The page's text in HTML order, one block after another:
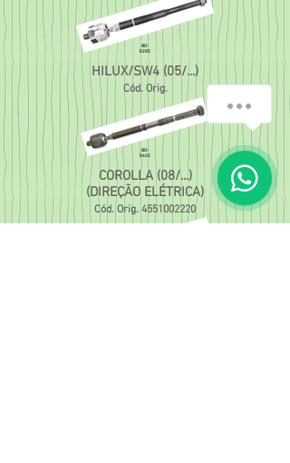
BO-
8285
HILUX/SW4 (05/...)
Cód. Orig.
BO-
8402
COROLLA (08/...)
(DIREÇÃO ELÉTRICA)
Cód. Orig. 4551002220